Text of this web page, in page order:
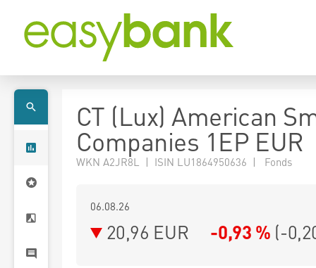
CT (Lux) American
Companies 1EP EUR
WKN A2JR8L | ISIN LU1864950636 | Fonds
06.08.26
20,96 EUR -0,93 % (-